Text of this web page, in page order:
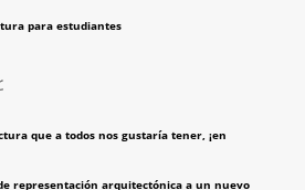
para estudiantes
que a todos nos gustaría tener, ¡en
representación arquitectónica a un nuevo